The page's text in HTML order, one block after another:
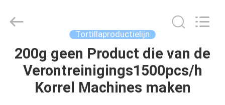
THUIS
PRODUCTEN
Tortillaproductielijn
200g geen Product die van de
Verontreinigings1500pcs/h
Korrel Machines maken